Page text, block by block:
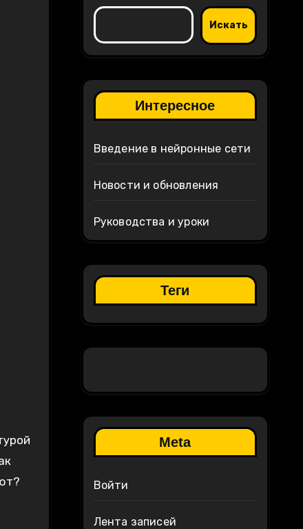
Искать
Интересное
Введение в нейронные сети
Новости и обновления
Руководства и уроки
Теги
Meta
Войти
Лента записей